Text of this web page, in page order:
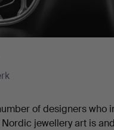
of designers who
jewellery art is